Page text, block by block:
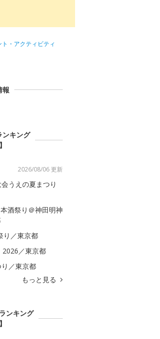
・アクティビティ
報
ンキング
2026/08/06 更新
うえの夏まつり
酒祭り＠神田明神
り／東京都
2026／東京都
／東京都
もっと見る
ンキング